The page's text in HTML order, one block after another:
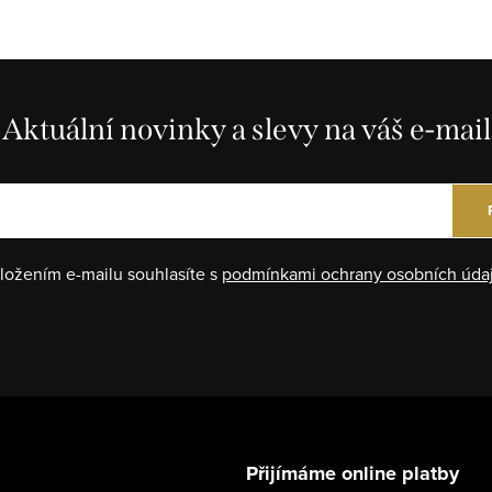
Aktuální novinky a slevy na váš e-mail
e-mailu souhlasíte s podmínkami ochrany osobních
Přijímáme online platby